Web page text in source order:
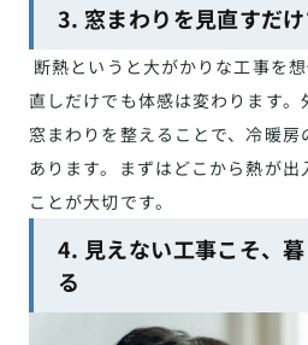
3. 窓まわりを見直すだ
断熱というと大がかりな工事を
直しだけでも体感は変わります
窓まわりを整えることで、冷暖
あります。まずはどこから熱が出
ことが大切です。
4. 見えない工事こそ、
る